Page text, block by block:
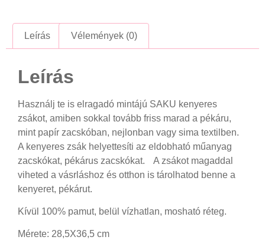
Leírás Vélemények (0)
Leírás
Használj te is elragadó mintájú SAKU kenyeres
zsákot, amiben sokkal tovább friss marad a pékáru,
mint papír zacskóban, nejlonban vagy sima textilben.
A kenyeres zsák helyettesíti az eldobható műanyag
zacskókat, pékárus zacskókat. A zsákot magaddal
viheted a vásrláshoz és otthon is tárolhatod benne a
kenyeret, pékárut.
Kívül 100% pamut, belül vízhatlan, mosható réteg.
Mérete: 28,5X36,5 cm